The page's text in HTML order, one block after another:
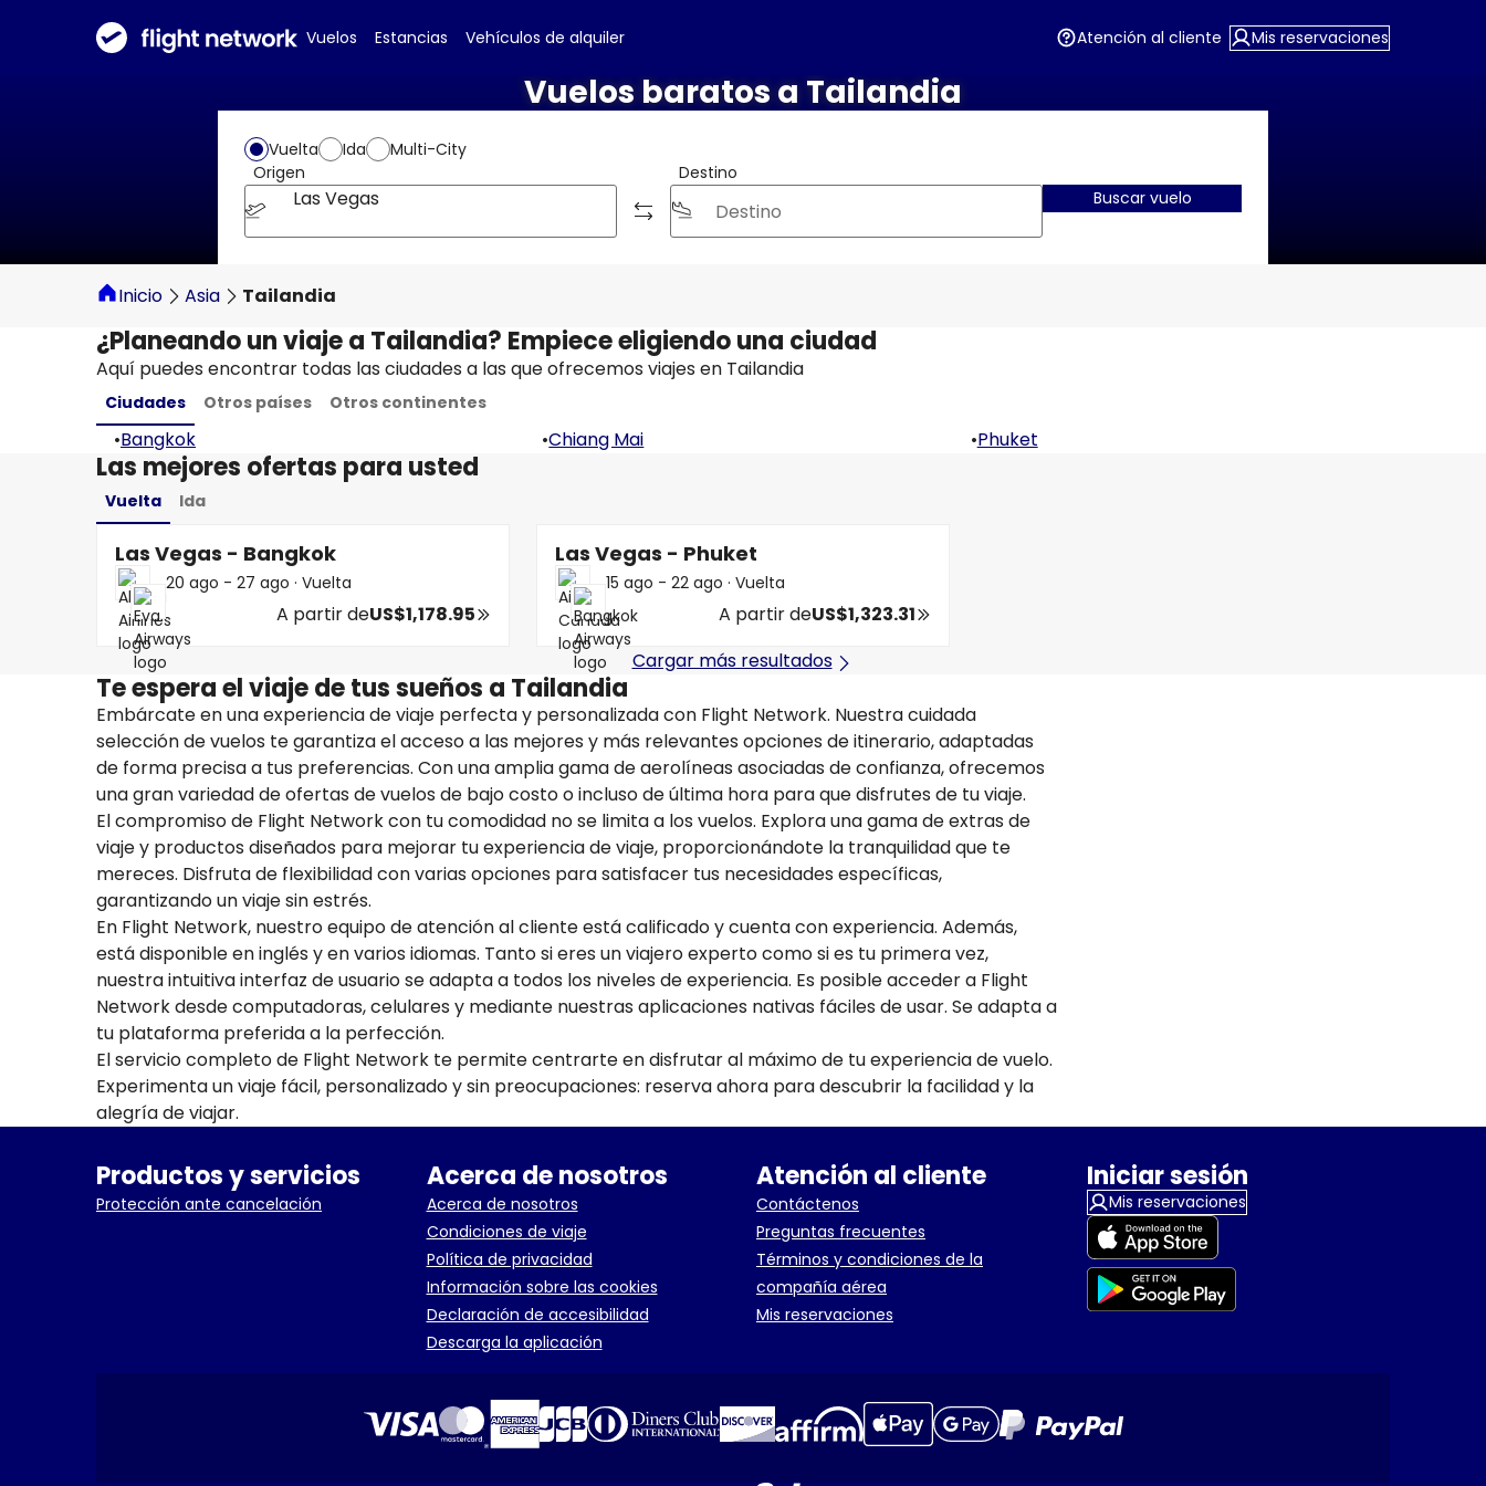
Vuelos Estancias Vehículos de alquiler Atención al cliente Mis reservaciones
Vuelos baratos a Tailandia
Vuelta Ida
Multi-City
Origen
Las Vegas
Destino
Buscar vuelo
Inicio Asia Tailandia
¿Planeando un viaje a Tailandia? Empiece eligiendo una ciudad
Aquí puedes encontrar todas las ciudades a las que ofrecemos viajes en Tailandia
Ciudades Otros países Otros continentes
•Bangkok •Chiang Mai •Phuket
Las mejores ofertas para usted
Vuelta Ida
Las Vegas - Bangkok
20 ago - 27 ago · Vuelta
A partir deUS$1,178.95
Las Vegas - Phuket
15 ago - 22 ago · Vuelta
A partir deUS$1,323.31
Cargar más resultados
Te espera el viaje de tus sueños a Tailandia
Embárcate en una experiencia de viaje perfecta y personalizada con Flight Network. Nuestra cuidada
selección de vuelos te garantiza el acceso a las mejores y más relevantes opciones de itinerario, adaptadas
de forma precisa a tus preferencias. Con una amplia gama de aerolíneas asociadas de confianza, ofrecemos
una gran variedad de ofertas de vuelos de bajo costo o incluso de última hora para que disfrutes de tu viaje.
El compromiso de Flight Network con tu comodidad no se limita a los vuelos. Explora una gama de extras de
viaje y productos diseñados para mejorar tu experiencia de viaje, proporcionándote la tranquilidad que te
mereces. Disfruta de flexibilidad con varias opciones para satisfacer tus necesidades específicas,
garantizando un viaje sin estrés.
En Flight Network, nuestro equipo de atención al cliente está calificado y cuenta con experiencia. Además,
está disponible en inglés y en varios idiomas. Tanto si eres un viajero experto como si es tu primera vez,
nuestra intuitiva interfaz de usuario se adapta a todos los niveles de experiencia. Es posible acceder a Flight
Network desde computadoras, celulares y mediante nuestras aplicaciones nativas fáciles de usar. Se adapta a
tu plataforma preferida a la perfección.
El servicio completo de Flight Network te permite centrarte en disfrutar al máximo de tu experiencia de vuelo.
Experimenta un viaje fácil, personalizado y sin preocupaciones: reserva ahora para descubrir la facilidad y la
alegría de viajar.
Productos y servicios
Protección ante cancelación
Acerca de nosotros
Acerca de nosotros
Condiciones de viaje
Política de privacidad
Información sobre las cookies
Declaración de accesibilidad
Descarga la aplicación
Atención al cliente
Contáctenos
Preguntas frecuentes
Términos y condiciones de la
compañía aérea
Mis reservaciones
Iniciar sesión
Mis reservaciones